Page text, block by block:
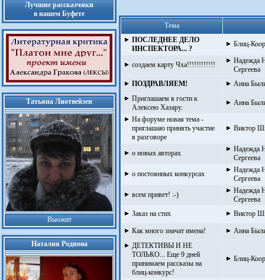
Лучшие рассказчики
в нашем Буфете
Татьяна Лиотвейзен
Вьюжит
Наталия Роднова
Тема
ПОСЛЕДНЕЕ ДЕЛО
ИНСПЕКТОРА... ?
Блиц-
создаем карту Чха!!!!!!!!!!!!
Надежда
Сергеева
ПОЗДРАВЛЯЕМ!
Анна
Приглашаем в гости к
Алексею Хазару.
Анна
На форуме новая тема -
приглашаю принять участие
в разговоре
Виктор
о новых авторах
Надежда
Сергеева
о постоянных конкурсах
Надежда
Сергеева
всем привет! :-)
Надежда
Сергеева
Заказ на стих
Виктор
Как много значат имена!
Анна
ДЕТЕКТИВЫ И НЕ
ТОЛЬКО... Еще 9 дней
принимаем рассказы на
блиц-конкурс!
Блиц-